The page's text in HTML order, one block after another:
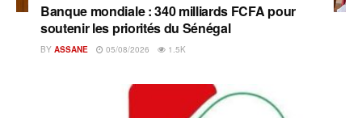
Banque mondiale : 340 milliards FCFA pour
soutenir les priorités du Sénégal
BY ASSANE 05/08/2026 1.5K